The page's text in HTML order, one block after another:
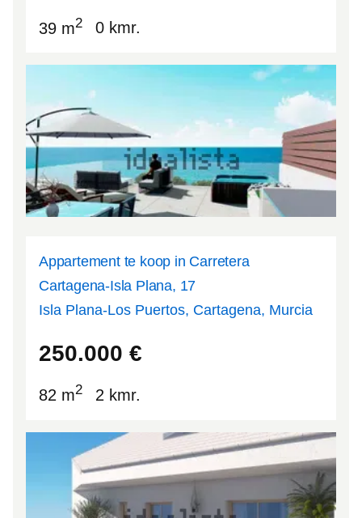
39 m2 0 kmr.
Appartement te koop in Carretera
Cartagena-Isla Plana, 17
Isla Plana-Los Puertos, Cartagena, Murcia
250.000 €
82 m2 2 kmr.